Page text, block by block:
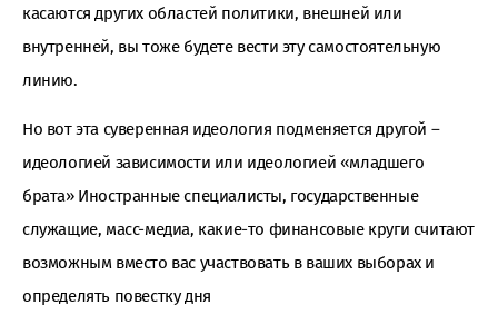
касаются других областей политики, внешней или
внутренней, вы тоже будете вести эту самостоятельную
линию.
Но вот эта суверенная идеология подменяется другой –
идеологией зависимости или идеологией «младшего
брата» Иностранные специалисты, государственные
служащие, масс-медиа, какие-то финансовые круги считают
возможным вместо вас участвовать в ваших выборах и
определять повестку дня